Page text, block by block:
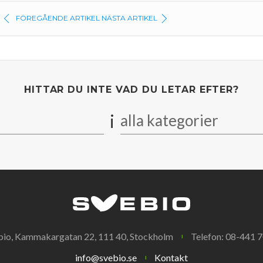
FÖREGÅENDE ARTIKEL NÄSTA ARTIKEL
HITTAR DU INTE VAD DU LETAR EFTER?
i alla kategorier
Kammakargatan 22, 111 40, Stockholm
Telefon: 08-441
info@svebio.se
Kontakt